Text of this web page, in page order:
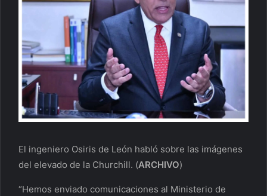
El ingeniero Osiris de León habló sobre las imágenes
del elevado de la Churchill. (ARCHIVO)
“Hemos enviado comunicaciones al Ministerio de